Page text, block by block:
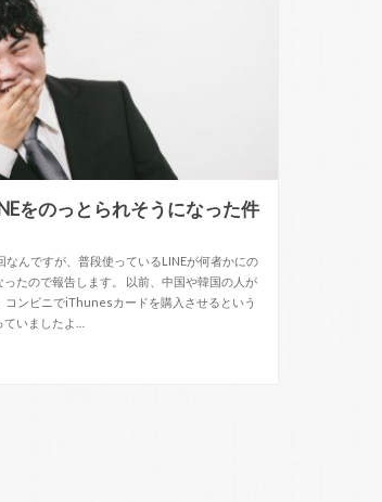
をのっとられそうになった件
なんですが、普段使っているLINEが何者かにの
ったので報告します。 以前、中国や韓国の人が
コンビニでiThunesカードを購入させるという
いましたよ…